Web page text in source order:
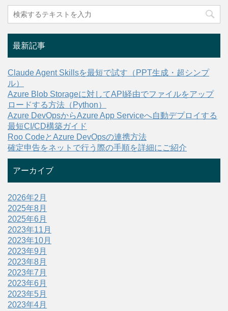
最新記事
Claude Agent Skillsを最短で試す（PPT生成・超シンプ
ル）
Azure Blob Storageに対してAPI経由でファイルをアップ
ロードする方法（Python）
Azure DevOpsからAzure App Serviceへ自動デプロイする
最短CI/CD構築ガイド
Roo CodeとAzure DevOpsの連携方法
確定申告をネットで行う際の手順を詳細にご紹介
アーカイブ
2026年2月
2025年8月
2025年6月
2023年11月
2023年10月
2023年9月
2023年8月
2023年7月
2023年6月
2023年5月
2023年4月